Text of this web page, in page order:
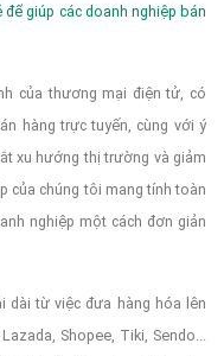
giúp các doanh nghiệp bán
của thương mại điện tử, có
hàng trực tuyến, cùng với ý
xu hướng thị trường và giảm
của chúng tôi mang tính toàn
nghiệp một cách đơn giản
dài từ việc đưa hàng hóa lên
Shopee, Tiki, Sendo...